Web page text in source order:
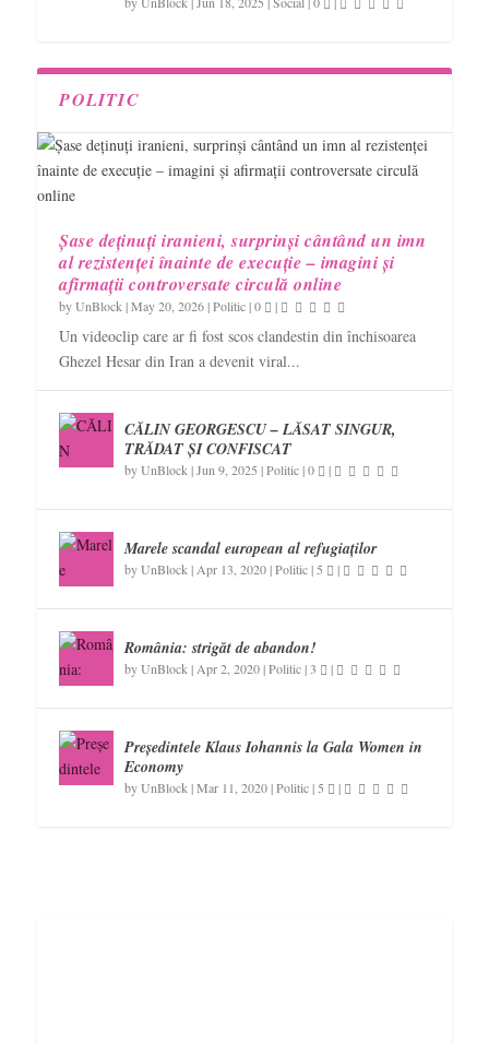
POLITIC
Șase deținuți iranieni, surprinși cântând un imn
al rezistenței înainte de execuție – imagini și
afirmații controversate circulă online
byUnBlock |May 20, 2026|Politic|0 |
Un videoclip care ar fi fost scos clandestin din închisoarea
Ghezel Hesar din Iran a devenit viral...
CĂLIN GEORGESCU – LĂSAT SINGUR,
TRĂDAT ȘI CONFISCAT
byUnBlock |Jun 9, 2025 |Politic|0 |
Marele scandal european al refugiaților
byUnBlock | Apr 13, 2020|Politic| 5 |
România: strigăt de abandon!
byUnBlock | Apr 2, 2020|Politic|3 |
Președintele Klaus Iohannis la Gala Women in
Economy
byUnBlock |Mar 11, 2020|Politic| 5 |